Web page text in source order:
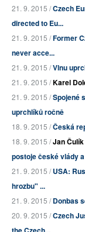
21. 9. 2015 /Czech
directed to Eu...
21. 9. 2015 /Former
never acce...
21. 9. 2015 /Vlnu
21. 9. 2015 /Karel
21. 9. 2015 /Spojené
uprchlíků ročně
18. 9. 2015 /Česká
18. 9. 2015 /Jan Čulík
postoje české vlády
21. 9. 2015 /USA:
hrozbu" ...
21. 9. 2015 /Donbas
20. 9. 2015 /Czech